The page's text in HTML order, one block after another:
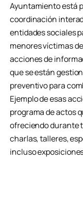
Ayuntamiento está
coordinación
entidades sociales
menores víctimas
acciones de
que se están
preventivo para
Ejemplo de esas
programa de actos
ofreciendo durante
charlas, talleres,
incluso